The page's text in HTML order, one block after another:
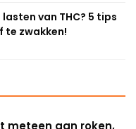
van THC? 5 tips
zwakken!
meteen aan roken,